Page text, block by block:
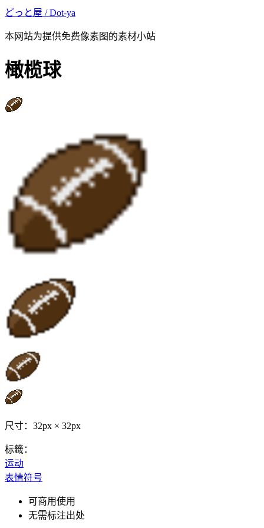
どっと屋 / Dot-ya
本网站为提供免费像素图的素材小站
橄榄球
尺寸：32px × 32px
标籤：
运动
表情符号
可商用使用
无需标注出处